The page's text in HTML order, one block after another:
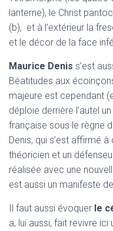
lanterne), le Christ
(b), et à l’extérieur la
et le décor de la face
Maurice Denis s’est
Béatitudes aux
majeure est cependant
déploie derrière l’autel
française sous le règne
Denis, qui s’est affirmé
théoricien et un
réalisée avec une
est aussi un manifeste
Il faut aussi évoquer le
a, lui aussi, fait revivre ici